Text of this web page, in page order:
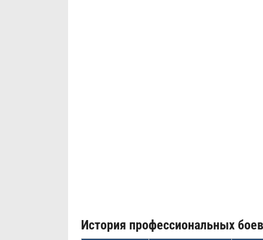
История профессиональных боев